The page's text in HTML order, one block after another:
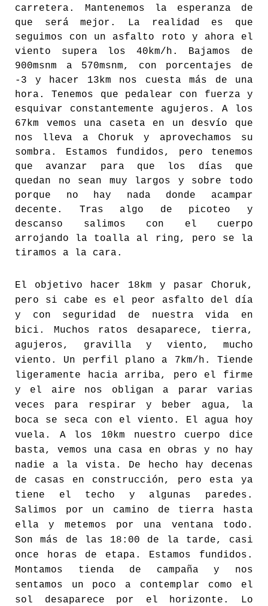
carretera. Mantenemos la esperanza de
que será mejor. La realidad es que
seguimos con un asfalto roto y ahora el
viento supera los 40km/h. Bajamos de
900msnm a 570msnm, con porcentajes de
-3 y hacer 13km nos cuesta más de una
hora. Tenemos que pedalear con fuerza y
esquivar constantemente agujeros. A los
67km vemos una caseta en un desvío que
nos lleva a Choruk y aprovechamos su
sombra. Estamos fundidos, pero tenemos
que avanzar para que los días que
quedan no sean muy largos y sobre todo
porque no hay nada donde acampar
decente. Tras algo de picoteo y
descanso salimos con el cuerpo
arrojando la toalla al ring, pero se la
tiramos a la cara.
El objetivo hacer 18km y pasar Choruk,
pero si cabe es el peor asfalto del día
y con seguridad de nuestra vida en
bici. Muchos ratos desaparece, tierra,
agujeros, gravilla y viento, mucho
viento. Un perfil plano a 7km/h. Tiende
ligeramente hacia arriba, pero el firme
y el aire nos obligan a parar varias
veces para respirar y beber agua, la
boca se seca con el viento. El agua hoy
vuela. A los 10km nuestro cuerpo dice
basta, vemos una casa en obras y no hay
nadie a la vista. De hecho hay decenas
de casas en construcción, pero esta ya
tiene el techo y algunas paredes.
Salimos por un camino de tierra hasta
ella y metemos por una ventana todo.
Son más de las 18:00 de la tarde, casi
once horas de etapa. Estamos fundidos.
Montamos tienda de campaña y nos
sentamos un poco a contemplar como el
sol desaparece por el horizonte. Lo